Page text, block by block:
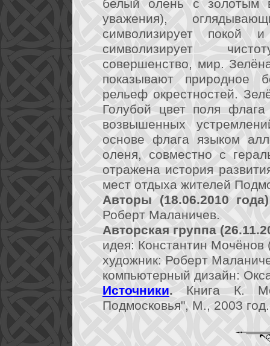
белый олень с золотым
уважения),
символизирует покой
символизирует
совершенство, мир.
показывают природное
рельеф окрестностей.
Голубой цвет поля
возвышенных
основе флага языком
оленя, совместно с
отражена история
мест отдыха жителей
Авторы (18.06.2010
Роберт Маланичев.
Авторская группа
идея: Константин Мочёнов
художник: Роберт
компьютерный дизайн:
Источники. Книга К.
Подмосковья", М., 2003 год.